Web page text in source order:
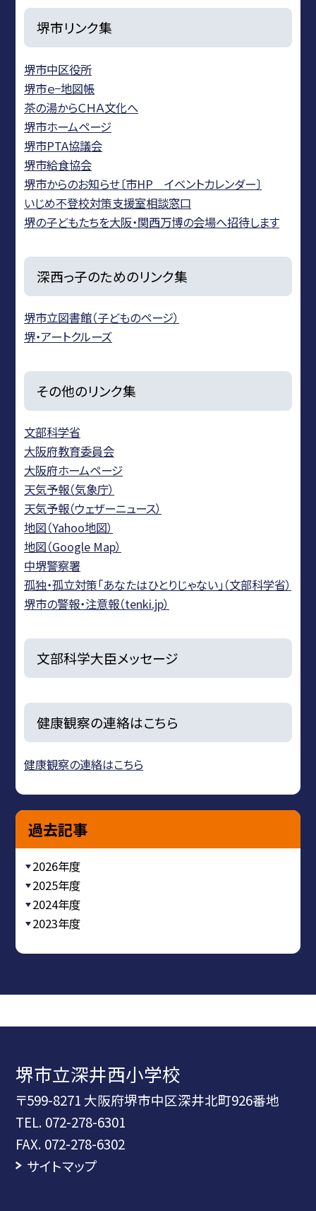
堺市リンク集
堺市中区役所
堺市ｅ−地図帳
茶の湯からＣＨＡ文化へ
堺市ホームページ
堺市PTA協議会
堺市給食協会
堺市からのお知らせ〔市HP イベントカレンダー〕
いじめ不登校対策支援室相談窓口
堺の子どもたちを大阪・関西万博の会場へ招待します
深西っ子のためのリンク集
堺市立図書館（子どものページ）
堺・アートクルーズ
その他のリンク集
文部科学省
大阪府教育委員会
大阪府ホームページ
天気予報（気象庁）
天気予報（ウェザーニュース）
地図（Yahoo地図）
地図（Google Map）
中堺警察署
孤独・孤立対策「あなたはひとりじゃない」（文部科学省）
堺市の警報・注意報（tenki.jp）
文部科学大臣メッセージ
健康観察の連絡はこちら
健康観察の連絡はこちら
過去記事
2026年度
2025年度
2024年度
2023年度
堺市立深井西小学校
〒599-8271 大阪府堺市中区深井北町926番地
TEL. 072-278-6301
FAX. 072-278-6302
サイトマップ